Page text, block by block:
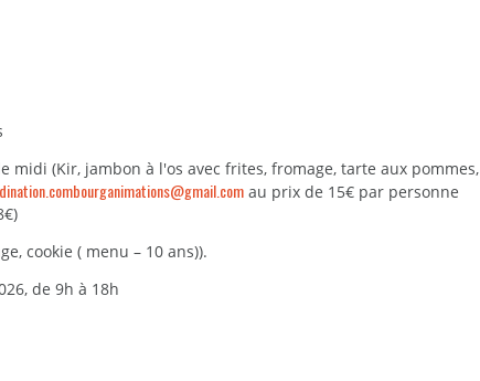
midi (Kir, jambon à l'os avec frites, fromage, tarte aux pommes,
au prix de 15€ par personne
cookie ( menu – 10 ans)).
de 9h à 18h